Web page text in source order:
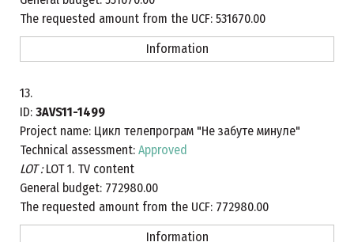
The requested amount from the UCF: 531670.00
Information
13.
ID: 3AVS11-1499
Project name: Цикл телепрограм "Не забуте минуле"
Technical assessment: Approved
LOT :LOT 1. TV content
General budget: 772980.00
The requested amount from the UCF: 772980.00
Information